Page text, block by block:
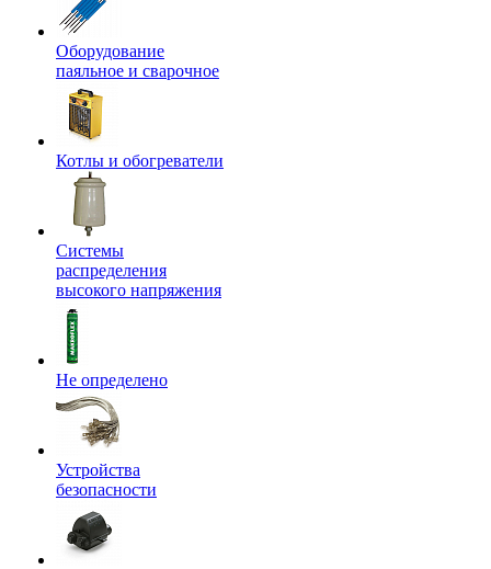
Оборудование
паяльное и сварочное
Котлы и обогреватели
Системы
распределения
высокого напряжения
Не определено
Устройства
безопасности